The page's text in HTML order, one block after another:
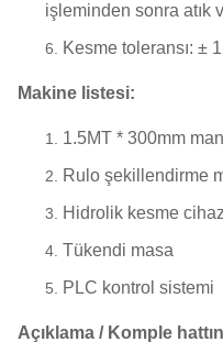
işleminden sonra atık
Kesme toleransı: ±
Makine listesi:
1.5MT * 300mm
Rulo şekillendirme
Hidrolik kesme
Tükendi masa
PLC kontrol sistemi
Açıklama / Komple